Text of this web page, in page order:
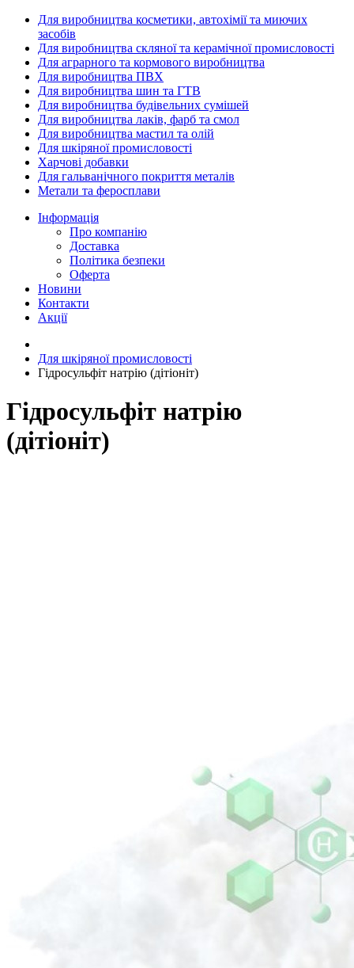
Для виробництва косметики, автохімії та миючих
засобів
Для виробництва скляної та керамічної промисловості
Для аграрного та кормового виробництва
Для виробництва ПВХ
Для виробництва шин та ГТВ
Для виробництва будівельних сумішей
Для виробництва лаків, фарб та смол
Для виробництва мастил та олій
Для шкіряної промисловості
Харчові добавки
Для гальванічного покриття металів
Метали та феросплави
Інформація
Про компанію
Доставка
Політика безпеки
Оферта
Новини
Контакти
Акції
Для шкіряної промисловості
Гідросульфіт натрію (дітіоніт)
Гідросульфіт натрію
(дітіоніт)